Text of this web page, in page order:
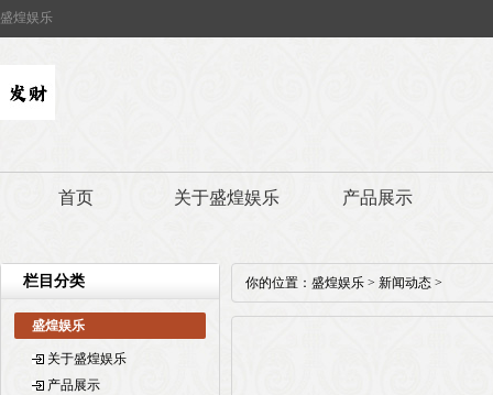
盛煌娱乐
首页 关于盛煌娱乐 产品展示
栏目分类
盛煌娱乐
关于盛煌娱乐
产品展示
你的位置： 盛煌娱乐 > 新闻动态 >